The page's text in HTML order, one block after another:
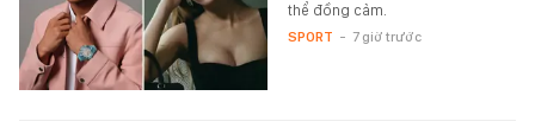
thể đồng cảm.
SPORT - 7 giờ trước